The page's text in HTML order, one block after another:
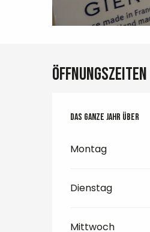
Öffnungszeiten
Das ganze Jahr über
Das ganze Jahr über
Montag
Dienstag
Mittwoch